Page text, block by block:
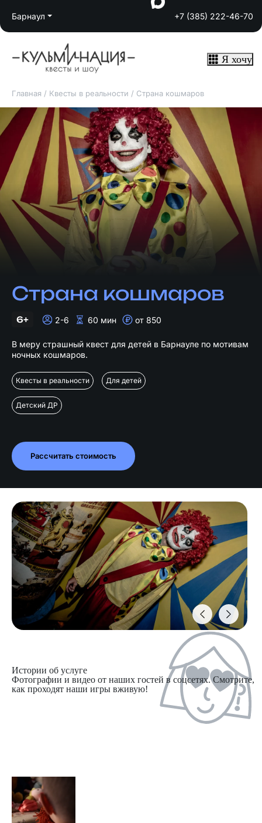
Барнаул +7 (385) 222-46-70
Я хочу
Главная / Квесты в реальности / Страна кошмаров
Страна кошмаров
6+ 2-6 60 мин от 850
В меру страшный квест для детей в Барнауле по мотивам
ночных кошмаров.
Квесты в реальности Для детей
Детский ДР
Рассчитать стоимость
Истории об услуге
Фотографии и видео от наших гостей в соцсетях. Смотрите,
как проходят наши игры вживую!